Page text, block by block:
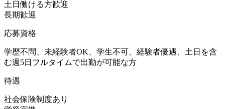
土日働ける方歓迎
長期歓迎
応募資格
学歴不問、未経験者OK、学生不可、経験者優遇、土日を含
む週5日フルタイムで出勤が可能な方
待遇
社会保険制度あり